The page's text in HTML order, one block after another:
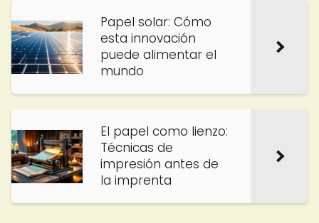
Papel solar: Cómo
esta innovación
puede alimentar el
mundo
El papel como lienzo:
Técnicas de
impresión antes de
la imprenta